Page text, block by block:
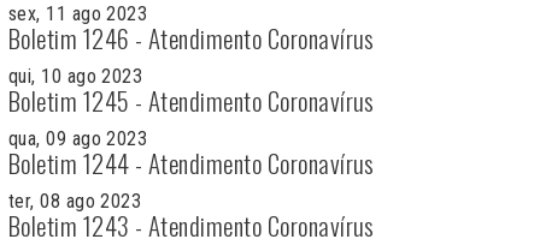
sex, 11 ago 2023
Boletim 1246 - Atendimento Coronavírus
qui, 10 ago 2023
Boletim 1245 - Atendimento Coronavírus
qua, 09 ago 2023
Boletim 1244 - Atendimento Coronavírus
ter, 08 ago 2023
Boletim 1243 - Atendimento Coronavírus